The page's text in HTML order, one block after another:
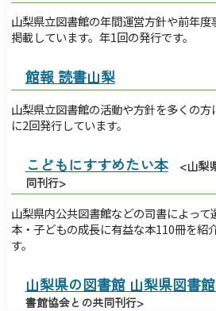
文字サイズ 拡大 標準
背景色指定
標準
ふりがな
表示
音声
読み上げ
障害のある方へ
サイトマップ
山梨県立図書館の年間運営方針や前年
掲載しています。年1回の発行です。
館報 読書山梨
山梨県立図書館の活動や方針を多くの
に2回発行しています。
こどもにすすめたい本 <山梨
同刊行>
山梨県内公共図書館などの司書によって
本・子どもの成長に有益な本110冊を紹
す。
山梨県の図書館 山梨県図書
書館協会との共同刊行>